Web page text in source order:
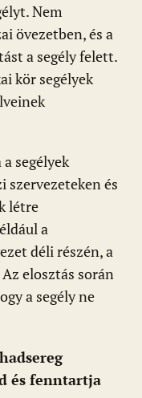
Nem
övezetben, és a
a segély felett.
kör segélyek
segélyek
szervezeteken és
létre
a
déli részén, a
elosztás során
a segély ne
és fenntartja